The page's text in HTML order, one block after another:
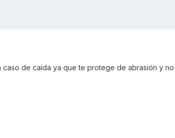
de caída ya que te protege de abrasión y no